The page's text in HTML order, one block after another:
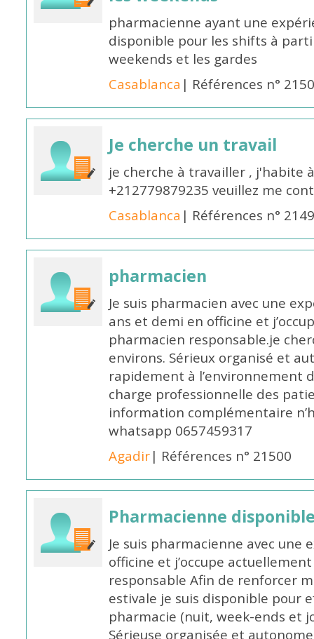
pharmacienne ayant une
disponible pour les shifts à
weekends et les gardes
Casablanca | Références n°
Je cherche un travail
je cherche à travailler , j'habite
+212779879235 veuillez me
Casablanca | Références n°
pharmacien
Je suis pharmacien avec une
ans et demi en officine et
pharmacien responsable.je
environs. Sérieux organisé et
rapidement à l’environnement
charge professionnelle des
information complémentaire
whatsapp 0657459317
Agadir| Références n° 21500
Pharmacienne
Je suis pharmacienne avec
officine et j’occupe
responsable Afin de renforcer
estivale je suis disponible pour
pharmacie (nuit, week-ends et
Sérieuse organisée et